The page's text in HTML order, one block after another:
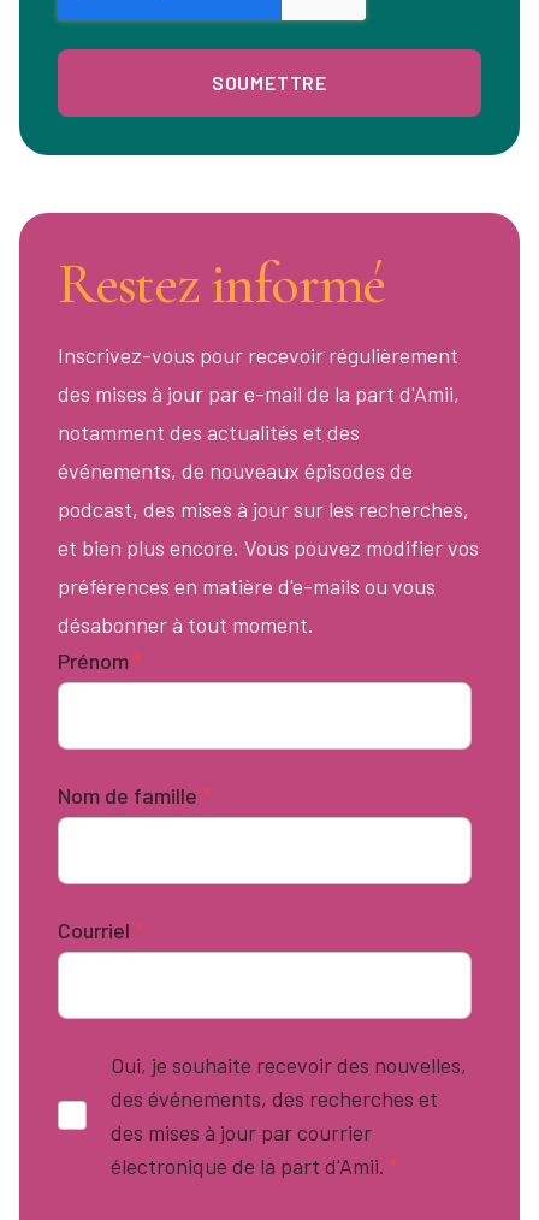
Restez informé
Inscrivez-vous pour recevoir régulièrement
des mises à jour par e-mail de la part d'Amii,
notamment des actualités et des
événements, de nouveaux épisodes de
podcast, des mises à jour sur les recherches,
et bien plus encore. Vous pouvez modifier vos
préférences en matière d'e-mails ou vous
désabonner à tout moment.
Prénom*
Nom de famille *
Courriel *
Oui, je souhaite recevoir des nouvelles,
des événements, des recherches et
des mises à jour par courrier
électronique de la part d'Amii. *